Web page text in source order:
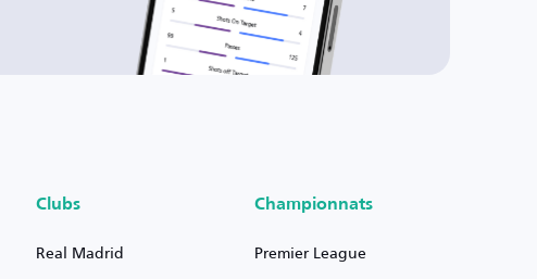
Clubs
Real Madrid
Championnats
Premier League